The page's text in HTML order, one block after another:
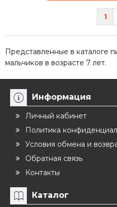
1
Представленные в каталоге
мальчиков в возрасте 7 лет.
Информация
Личный кабинет
Политика
Условия обмена и
Обратная связь
Контакты
Каталог